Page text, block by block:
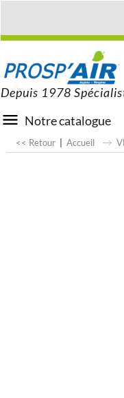
Depuis 1978
Notre catalogue
<< Retour Accueil